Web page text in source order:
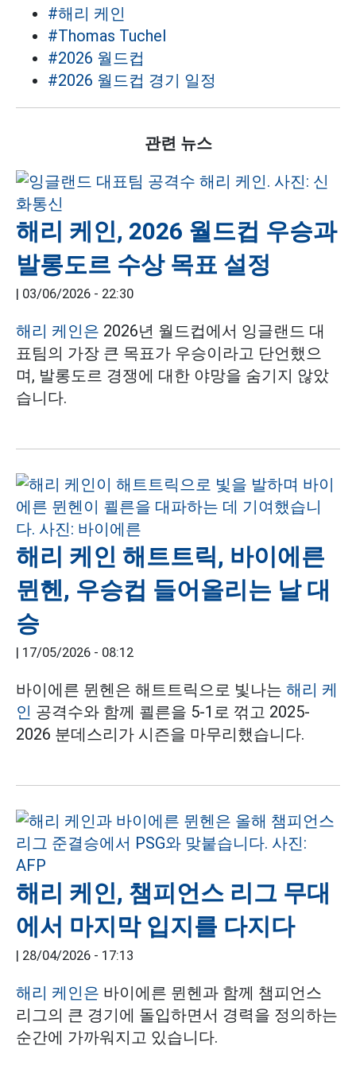
#해리 케인
#Thomas Tuchel
#2026 월드컵
#2026 월드컵 경기 일정
관련 뉴스
해리 케인, 2026 월드컵 우승과
발롱도르 수상 목표 설정
| 03/06/2026 - 22:30
해리 케인은 2026년 월드컵에서 잉글랜드 대
표팀의 가장 큰 목표가 우승이라고 단언했으
며, 발롱도르 경쟁에 대한 야망을 숨기지 않았
습니다.
해리 케인 해트트릭, 바이에른
뮌헨, 우승컵 들어올리는 날 대
승
| 17/05/2026 - 08:12
바이에른 뮌헨은 해트트릭으로 빛나는 해리 케
인 공격수와 함께 쾰른을 5-1로 꺾고 2025-
2026 분데스리가 시즌을 마무리했습니다.
해리 케인, 챔피언스 리그 무대
에서 마지막 입지를 다지다
| 28/04/2026 - 17:13
해리 케인은 바이에른 뮌헨과 함께 챔피언스
리그의 큰 경기에 돌입하면서 경력을 정의하는
순간에 가까워지고 있습니다.